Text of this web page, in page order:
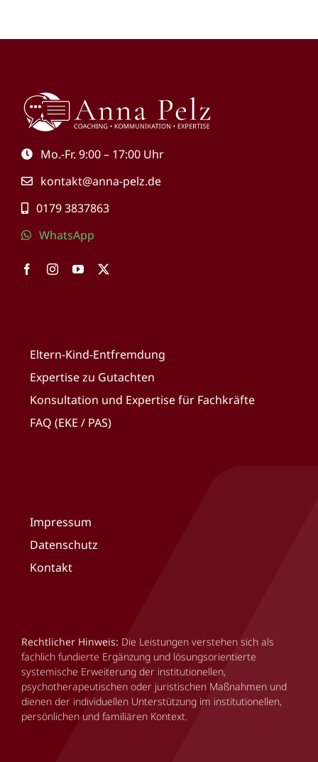
Mo.-Fr. 9:00 – 17:00 Uhr
kontakt@anna-pelz.de
0179 3837863
WhatsApp
Eltern-Kind-Entfremdung
Expertise zu Gutachten
Konsultation und Expertise für Fachkräfte
FAQ (EKE / PAS)
Impressum
Datenschutz
Kontakt
Rechtlicher Hinweis: Die Leistungen verstehen sich als
fachlich fundierte Ergänzung und lösungsorientierte
systemische Erweiterung der institutionellen,
psychotherapeutischen oder juristischen Maßnahmen und
dienen der individuellen Unterstützung im institutionellen,
persönlichen und familiären Kontext.